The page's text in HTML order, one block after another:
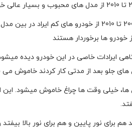
اسپورتج های 2008 تا 2010 از خودرو
ها برخوردار هستند
ایرادات خاصی در این خودرو دیده
جلو بعد از مدتی کار کردند خاموش
ها، خیلی وقت ها چراغ خاموش میشود.
هم برای نور پایین و هم برای نور بالا